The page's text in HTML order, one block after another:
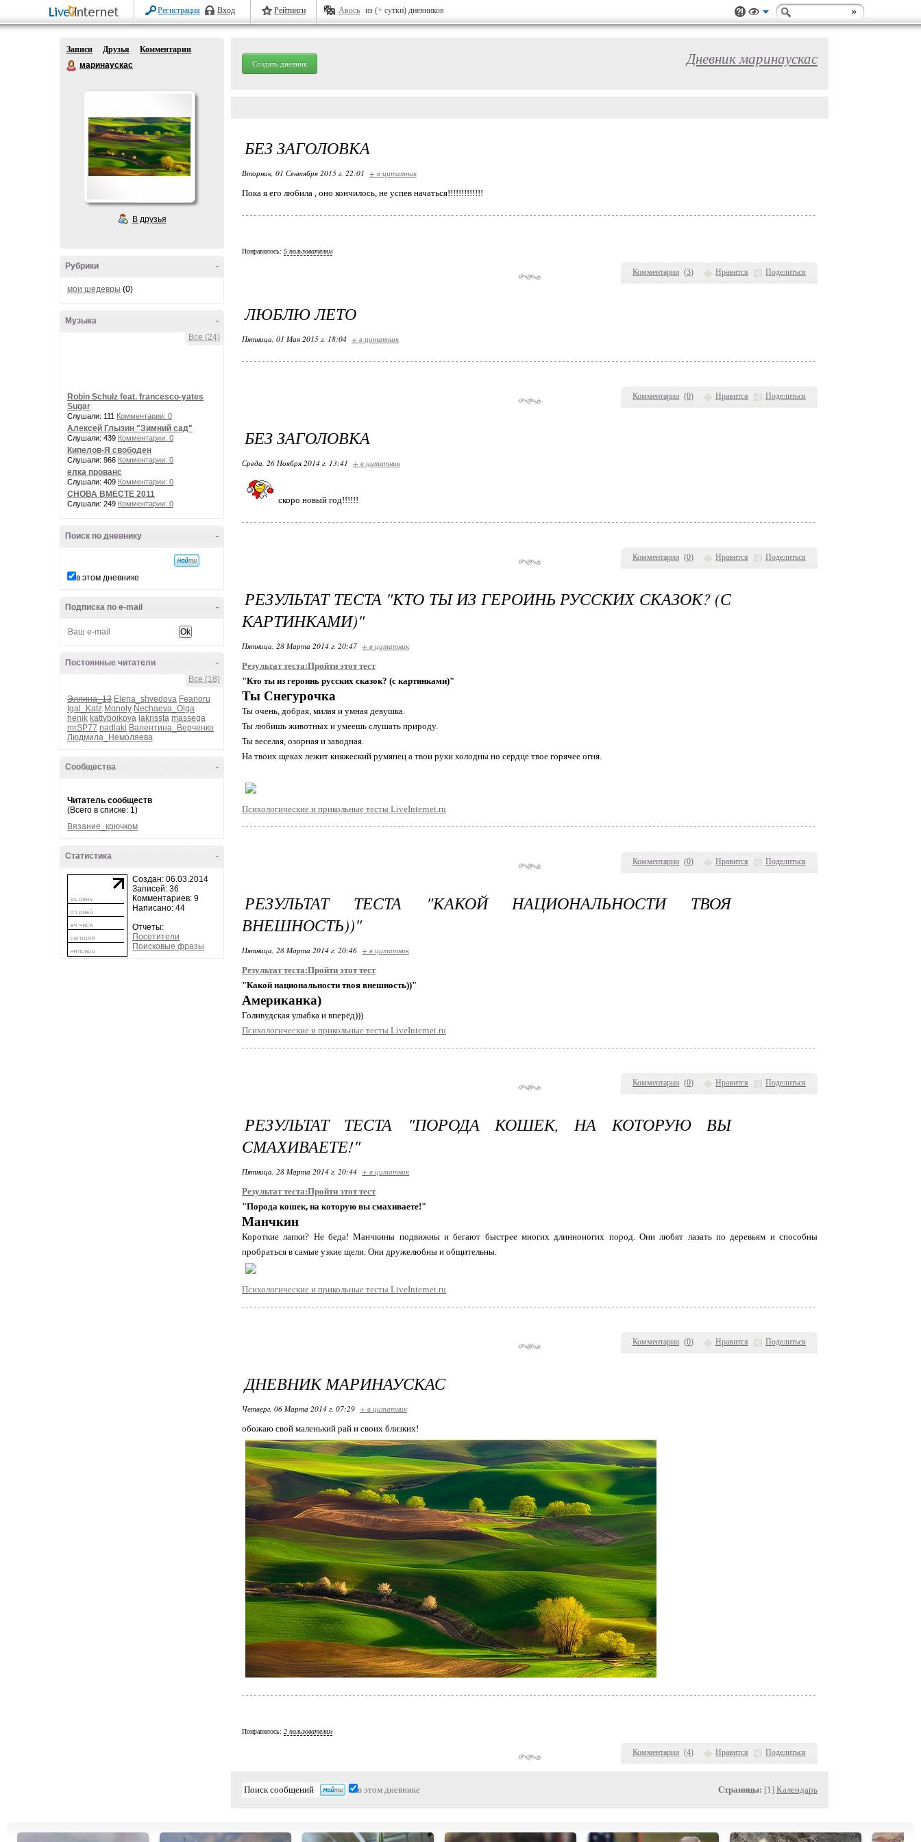
Регистрация Вход Рейтинги Авось из (+ сутки) дневников
Записи Друзья
Комментарии
маринаускас
В друзья
-
Рубрики
мои шедевры (0)
-
Музыка
Все (24)
Robin Schulz feat. francesco-yates
Sugar
Слушали: 111 Комментарии: 0
Алексей Глызин "Зимний сад"
Слушали: 439 Комментарии: 0
Кипелов-Я свободен
Слушали: 966 Комментарии: 0
елка прованс
Слушали: 409 Комментарии: 0
СНОВА ВМЕСТЕ 2011
Слушали: 249 Комментарии: 0
-
Поиск по дневнику
в этом дневнике
-
Подписка по e-mail
-
Постоянные читатели
Все (18)
Эллина_13 Elena_shvedova Feanoru
Igal_Katz Monoly Nechaeva_Olga
henik kattyboikova lakrissta massega
mrSP77 nadlaki Валентина_Верченко
Людмила_Немоляева
-
Сообщества
Читатель сообществ
(Всего в списке: 1)
Вязание_крючком
-
Статистика
Создан: 06.03.2014
Записей: 36
Комментариев: 9
Написано: 44
Отчеты:
Посетители
Поисковые фразы
Создать дневник Дневник маринаускас
Комментарии (3) Нравится Поделиться
БЕЗ ЗАГОЛОВКА
Вторник, 01 Сентября 2015 г. 22:01 + в цитатник
Пока я его любила , оно кончилось, не успев начаться!!!!!!!!!!!!!
Понравилось: 5 пользователям
Комментарии (0) Нравится Поделиться
ЛЮБЛЮ ЛЕТО
Пятница, 01 Мая 2015 г. 18:04 + в цитатник
Комментарии (0) Нравится Поделиться
БЕЗ ЗАГОЛОВКА
Среда, 26 Ноября 2014 г. 13:41 + в цитатник
скоро новый год!!!!!!
Комментарии (0) Нравится Поделиться
РЕЗУЛЬТАТ ТЕСТА "КТО ТЫ ИЗ ГЕРОИНЬ РУССКИХ СКАЗОК? (С
КАРТИНКАМИ)"
Пятница, 28 Марта 2014 г. 20:47 + в цитатник
Результат теста:Пройти этот тест
"Кто ты из героинь русских сказок? (с картинками)"
Ты Снегурочка
Ты очень, добрая, милая и умная девушка.
Ты любишь животных и умеешь слушать природу.
Ты веселая, озорная и заводная.
На твоих щеках лежит княжеский румянец а твои руки холодны но сердце твое горячее огня.
Психологические и прикольные тесты LiveInternet.ru
Комментарии (0) Нравится Поделиться
РЕЗУЛЬТАТ ТЕСТА "КАКОЙ НАЦИОНАЛЬНОСТИ ТВОЯ
ВНЕШНОСТЬ))"
Пятница, 28 Марта 2014 г. 20:46 + в цитатник
Результат теста:Пройти этот тест
"Какой национальности твоя внешность))"
Американка)
Голивудская улыбка и вперёд)))
Психологические и прикольные тесты LiveInternet.ru
Комментарии (0) Нравится Поделиться
РЕЗУЛЬТАТ ТЕСТА "ПОРОДА КОШЕК, НА КОТОРУЮ ВЫ
СМАХИВАЕТЕ!"
Пятница, 28 Марта 2014 г. 20:44 + в цитатник
Результат теста:Пройти этот тест
"Порода кошек, на которую вы смахиваете!"
Манчкин
Короткие лапки? Не беда! Манчкины подвижны и бегают быстрее многих длинноногих пород. Они любят лазать по деревьям и способны
пробраться в самые узкие щели. Они дружелюбны и общительны.
Психологические и прикольные тесты LiveInternet.ru
Комментарии (4) Нравится Поделиться
ДНЕВНИК МАРИНАУСКАС
Четверг, 06 Марта 2014 г. 07:29 + в цитатник
обожаю свой маленький рай и своих близких!
Понравилось: 2 пользователям
в этом дневнике Страницы: [1] Календарь